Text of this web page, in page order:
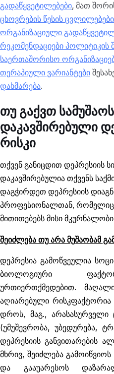
გადაწყვეტილებები, მათ
ცხოვრების წესის ცვლილებები
ორგანიზაციული
რეკომენდაციები პოლიტიკის
საერთაშორისო
თერაპიული ვარიანტები
დახმარება.
თუ გაქვთ
დაკავშირებული
რისკი
თქვენ განიცდით დეპრესიის
დაკავშირებულია თქვენს
დაგჭირდეთ დეპრესიის
პროფესიონალთან, რომელიც
მითითებებს მისი
შეიძლება თუ არა მუშაობამ
დეპრესია გამოწვეულია
ბიოლოგიური
ურთიერთქმედებით.
აღიარებული
დროს, მაგ., არასასურველი
(უმუშევრობა, უბედურება,
დეპრესიის განვითარების
მხრივ, შეიძლება
და გააუარესოს